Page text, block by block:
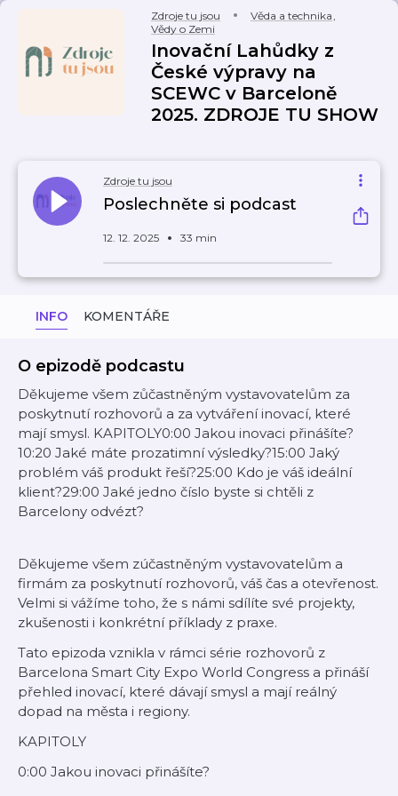
Zdroje tu jsou Věda a technika,
Vědy o Zemi
Inovační Lahůdky z
České výpravy na
SCEWC v Barceloně
2025. ZDROJE TU SHOW
Zdroje tu jsou
Poslechněte si podcast
12. 12. 2025 33 min
INFO KOMENTÁŘE
O epizodě podcastu
Děkujeme všem zůčastněným vystavovatelům za
poskytnutí rozhovorů a za vytváření inovací, které
mají smysl. KAPITOLY0:00 Jakou inovaci přinášíte?
10:20 Jaké máte prozatimní výsledky?15:00 Jaký
problém váš produkt řeší?25:00 Kdo je váš ideální
klient?29:00 Jaké jedno číslo byste si chtěli z
Barcelony odvézt?
Děkujeme všem zúčastněným vystavovatelům a
firmám za poskytnutí rozhovorů, váš čas a otevřenost.
Velmi si vážíme toho, že s námi sdílíte své projekty,
zkušenosti i konkrétní příklady z praxe.
Tato epizoda vznikla v rámci série rozhovorů z
Barcelona Smart City Expo World Congress a přináší
přehled inovací, které dávají smysl a mají reálný
dopad na města i regiony.
KAPITOLY
0:00 Jakou inovaci přinášíte?